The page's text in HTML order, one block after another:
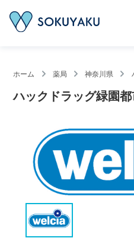
ホーム 薬局 神奈川県
ハックドラッグ緑園